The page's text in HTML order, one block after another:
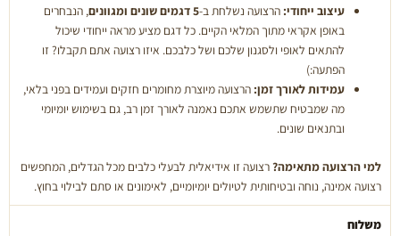
עיצוב ייחודי:הרצועה נשלחת ב-5 דגמים שונים ומגוונים
, הנבחרים
באופן אקראי מתוך המלאי הקיים. כל דגם מציע מראה ייחודי שיכול
להתאים לאופי ולסגנון שלכם ושל כלבכם. איזו רצועה אתם תקבלו? זו
הפתעה:)
עמידות לאורך זמן: הרצועה מיוצרת מחומרים חזקים ועמידים בפני בלאי,
מה שמבטיח שתשמש אתכם נאמנה לאורך זמן רב, גם בשימוש יומיומי
ובתנאים שונים.
למי הרצועה מתאימה?רצועה זו אידיאלית לבעלי כלבים מכל הגדלים, המחפשים
רצועה אמינה, נוחה ובטיחותית לטיולים יומיומיים, לאימונים או סתם לבילוי בחוץ.
משלוח